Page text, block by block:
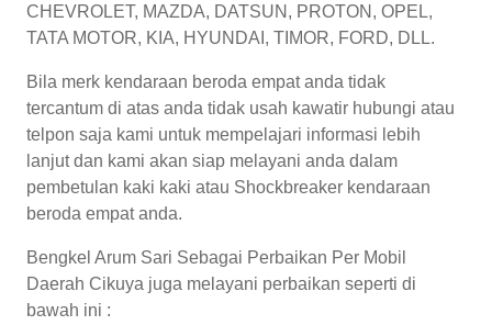
CHEVROLET, MAZDA, DATSUN, PROTON, OPEL,
TATA MOTOR, KIA, HYUNDAI, TIMOR, FORD, DLL.
Bila merk kendaraan beroda empat anda tidak
tercantum di atas anda tidak usah kawatir hubungi atau
telpon saja kami untuk mempelajari informasi lebih
lanjut dan kami akan siap melayani anda dalam
pembetulan kaki kaki atau Shockbreaker kendaraan
beroda empat anda.
Bengkel Arum Sari Sebagai Perbaikan Per Mobil
Daerah Cikuya juga melayani perbaikan seperti di
bawah ini :